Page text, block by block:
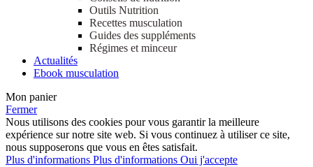
Outils Nutrition
Recettes musculation
Guides des suppléments
Régimes et minceur
Actualités
Ebook musculation
Mon panier
Fermer
Nous utilisons des cookies pour vous garantir la meilleure
expérience sur notre site web. Si vous continuez à utiliser ce site,
nous supposerons que vous en êtes satisfait.
Plus d'informations Plus d'informations Oui j'accepte